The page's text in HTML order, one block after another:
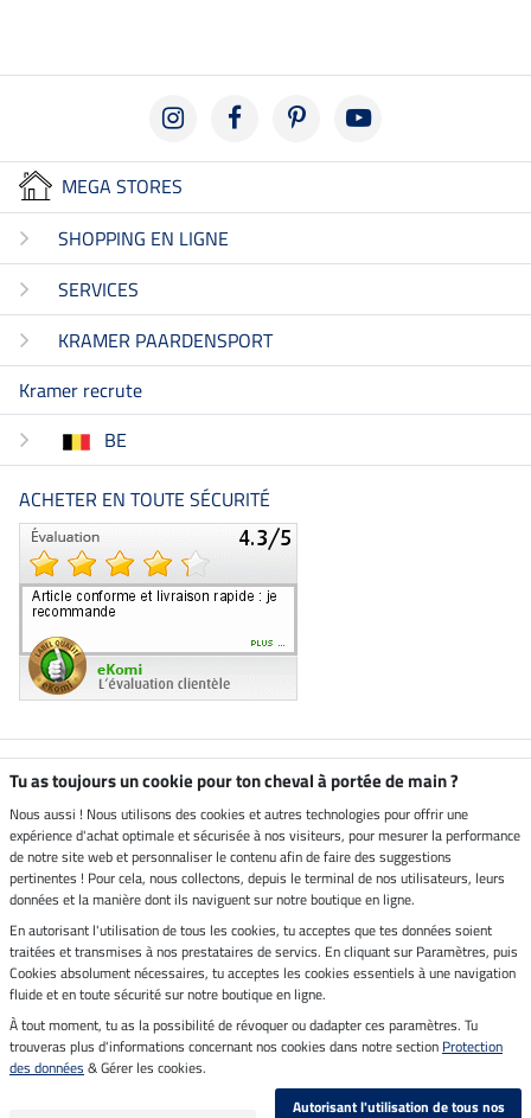
MEGA STORES
SHOPPING EN LIGNE
SERVICES
KRAMER PAARDENSPORT
Kramer recrute
BE
ACHETER EN TOUTE SÉCURITÉ
Boutique climatiquement
neutre
Livraison par
Paiement sécurisé
Mentions légales
Dernière actualisation le 09.08.2026 à 07:13
Tu as toujours un cookie pour ton cheval à portée de main ?
Nous aussi ! Nous utilisons des cookies et autres technologies pour offrir une
expérience d'achat optimale et sécurisée à nos visiteurs, pour mesurer la performance
de notre site web et personnaliser le contenu afin de faire des suggestions
pertinentes ! Pour cela, nous collectons, depuis le terminal de nos utilisateurs, leurs
données et la manière dont ils naviguent sur notre boutique en ligne.
En autorisant l'utilisation de tous les cookies, tu acceptes que tes données soient
traitées et transmises à nos prestataires de servics. En cliquant sur Paramètres, puis
Cookies absolument nécessaires, tu acceptes les cookies essentiels à une navigation
fluide et en toute sécurité sur notre boutique en ligne.
À tout moment, tu as la possibilité de révoquer ou dadapter ces paramètres. Tu
trouveras plus d'informations concernant nos cookies dans notre section Protection
des données & Gérer les cookies.
Autorisant l'utilisation de tous nos